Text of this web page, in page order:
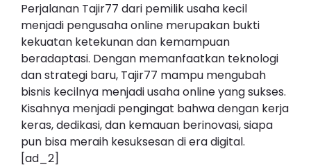
Perjalanan Tajir77 dari pemilik usaha kecil
menjadi pengusaha online merupakan bukti
kekuatan ketekunan dan kemampuan
beradaptasi. Dengan memanfaatkan teknologi
dan strategi baru, Tajir77 mampu mengubah
bisnis kecilnya menjadi usaha online yang sukses.
Kisahnya menjadi pengingat bahwa dengan kerja
keras, dedikasi, dan kemauan berinovasi, siapa
pun bisa meraih kesuksesan di era digital.
[ad_2]